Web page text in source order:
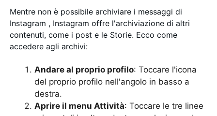
Mentre non è possibile archiviare i messaggi di
Instagram , Instagram offre l'archiviazione di altri
contenuti, come i post e le Storie. Ecco come
accedere agli archivi:
Andare al proprio profilo: Toccare l'icona
del proprio profilo nell'angolo in basso a
destra.
Aprire il menu Attività: Toccare le tre linee